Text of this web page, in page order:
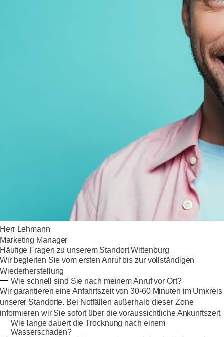
Herr Lehmann
Marketing Manager
Häufige Fragen zu unserem Standort Wittenburg
Wir begleiten Sie vom ersten Anruf bis zur vollständigen
Wiederherstellung
Wie schnell sind Sie nach meinem Anruf vor Ort?
Wir garantieren eine Anfahrtszeit von 30-60 Minuten im Umkreis
unserer Standorte. Bei Notfällen außerhalb dieser Zone
informieren wir Sie sofort über die voraussichtliche Ankunftszeit.
Wie lange dauert die Trocknung nach einem
Wasserschaden?